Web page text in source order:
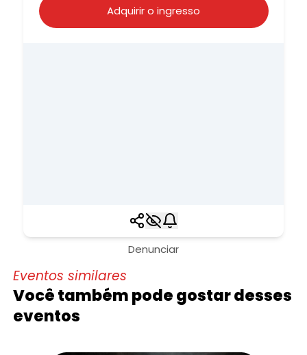
Adquirir o ingresso
Denunciar
Eventos similares
Você também pode gostar desses
eventos